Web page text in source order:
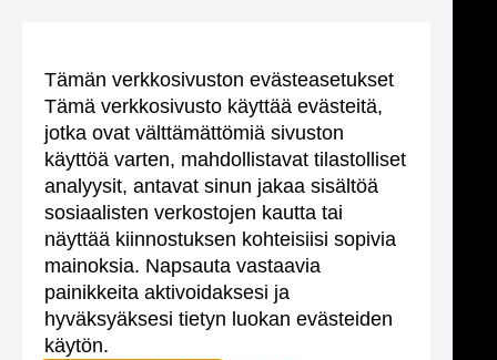
Tämän verkkosivuston evästeasetukset
Tämä verkkosivusto käyttää evästeitä,
jotka ovat välttämättömiä sivuston
käyttöä varten, mahdollistavat tilastolliset
analyysit, antavat sinun jakaa sisältöä
sosiaalisten verkostojen kautta tai
näyttää kiinnostuksen kohteisiisi sopivia
mainoksia. Napsauta vastaavia
painikkeita aktivoidaksesi ja
hyväksyäksesi tietyn luokan evästeiden
käytön.